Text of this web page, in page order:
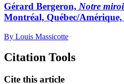
Gérard Bergeron, Notre
Montréal, Québec/Amérique,
By Louis Massicotte
Citation Tools
Cite this article